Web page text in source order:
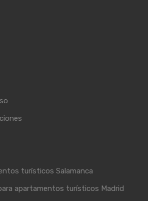
turísticos Salamanca
apartamentos turísticos Madrid